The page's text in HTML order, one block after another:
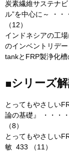
炭素繊維サステナ
ル”を中心に～ ・
（12）
インドネシアの工
のインベントリデ
tankとFRP製浄化
■シリーズ
とってもやさしい
論の基礎』 ・・・
（8）
とってもやさしい
敏 433 （11）